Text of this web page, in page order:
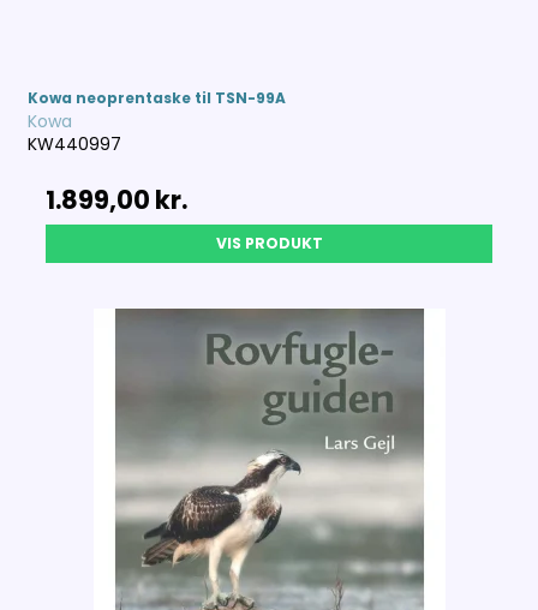
Kowa neoprentaske til TSN-99A
Kowa
KW440997
1.899,00 kr.
VIS PRODUKT